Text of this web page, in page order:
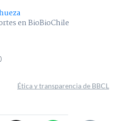
en BioBioChile
Ética y transparencia de BBCL